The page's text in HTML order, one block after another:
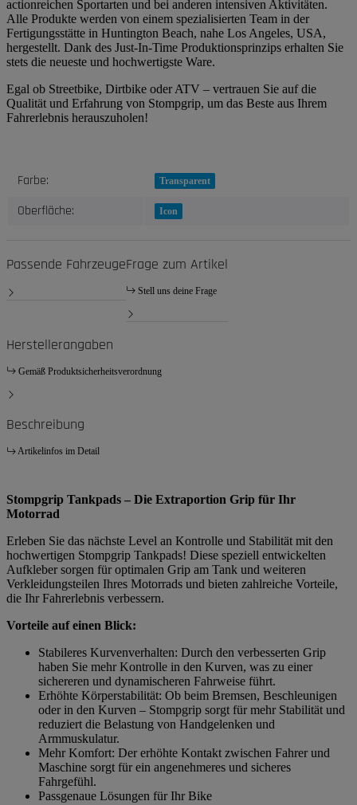
actionreichen Sportarten und bei anderen intensiven Aktivitäten.
Alle Produkte werden von einem spezialisierten Team in der
Fertigungsstätte in Huntington Beach, nahe Los Angeles, USA,
hergestellt. Dank des Just-In-Time Produktionsprinzips erhalten Sie
stets die neueste und hochwertigste Ware.
Egal ob Streetbike, Dirtbike oder ATV – vertrauen Sie auf die
Qualität und Erfahrung von Stompgrip, um das Beste aus Ihrem
Fahrerlebnis herauszuholen!
Produkteigenschaft
Wert
Farbe: Transparent
Oberfläche: Icon
Passende FahrzeugeFrage zum Artikel
Stell uns deine Frage
Herstellerangaben
Gemäß Produktsicherheitsverordnung
Beschreibung
Artikelinfos im Detail
Stompgrip Tankpads – Die Extraportion Grip für Ihr
Motorrad
Erleben Sie das nächste Level an Kontrolle und Stabilität mit den
hochwertigen Stompgrip Tankpads! Diese speziell entwickelten
Aufkleber sorgen für optimalen Grip am Tank und weiteren
Verkleidungsteilen Ihres Motorrads und bieten zahlreiche Vorteile,
die Ihr Fahrerlebnis verbessern.
Vorteile auf einen Blick:
Stabileres Kurvenverhalten: Durch den verbesserten Grip
haben Sie mehr Kontrolle in den Kurven, was zu einer
sichereren und dynamischeren Fahrweise führt.
Erhöhte Körperstabilität: Ob beim Bremsen, Beschleunigen
oder in den Kurven – Stompgrip sorgt für mehr Stabilität und
reduziert die Belastung von Handgelenken und
Armmuskulatur.
Mehr Komfort: Der erhöhte Kontakt zwischen Fahrer und
Maschine sorgt für ein angenehmeres und sicheres
Fahrgefühl.
Passgenaue Lösungen für Ihr Bike